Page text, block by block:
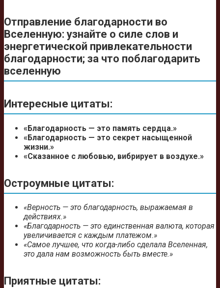
Отправление благодарности во
Вселенную: узнайте о силе слов и
энергетической привлекательности
благодарности; за что поблагодарить
вселенную
Интересные цитаты:
«Благодарность — это память сердца.»
«Благодарность — это секрет насыщенной
жизни.»
«Сказанное с любовью, вибрирует в воздухе.»
Остроумные цитаты:
«Верность — это благодарность, выражаемая в
действиях.»
«Благодарность — это единственная валюта, которая
увеличивается с каждым платежом.»
«Самое лучшее, что когда-либо сделала Вселенная,
это дала нам возможность быть вместе.»
Приятные цитаты: